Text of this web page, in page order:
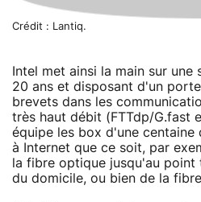
Crédit : Lantiq.
Intel met ainsi la main sur
20 ans et disposant d'un
brevets dans les
très haut débit (FTTdp/G.fast
équipe les box d'une centaine
à Internet que ce soit, par
la fibre optique jusqu'au point
du domicile, ou bien de la